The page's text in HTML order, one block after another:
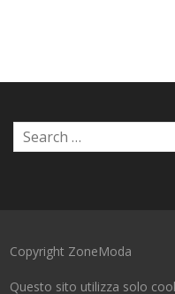
Copyright ZoneModa
Questo sito utilizza solo